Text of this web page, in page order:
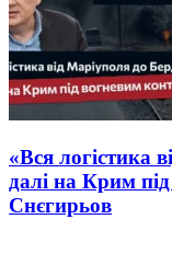
«Вся логістика
далі на Крим
Снєгирьов